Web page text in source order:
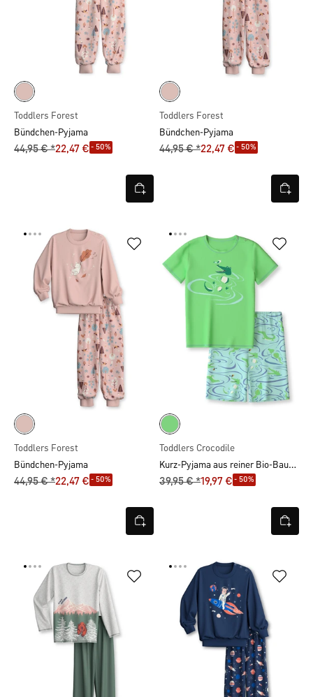
Toddlers Forest
Bündchen-Pyjama
44,95 € *22,47 € - 50%
Toddlers Forest
Bündchen-Pyjama
44,95 € *22,47 € - 50%
Toddlers Forest
Bündchen-Pyjama
44,95 € *22,47 € - 50%
Toddlers Crocodile
Kurz-Pyjama aus reiner Bio-Baumwolle
39,95 € *19,97 € - 50%